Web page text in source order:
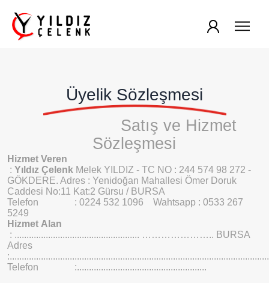
Üyelik Sözleşmesi
Satış ve Hizmet
Sözleşmesi
Hizmet Veren
: Yıldız Çelenk Melek YILDIZ - TC NO : 244 574 98 272 -
GÖKDERE. Adres : Yenidoğan Mahallesi Ömer Doruk
Caddesi No:11 Kat:2 Gürsu / BURSA
Telefon
: 0224 532 1096
Wahtsapp : 0533 267
5249
Hizmet Alan
: .................................................... ………………….. BURSA
Adres
Telefon
:......................................................